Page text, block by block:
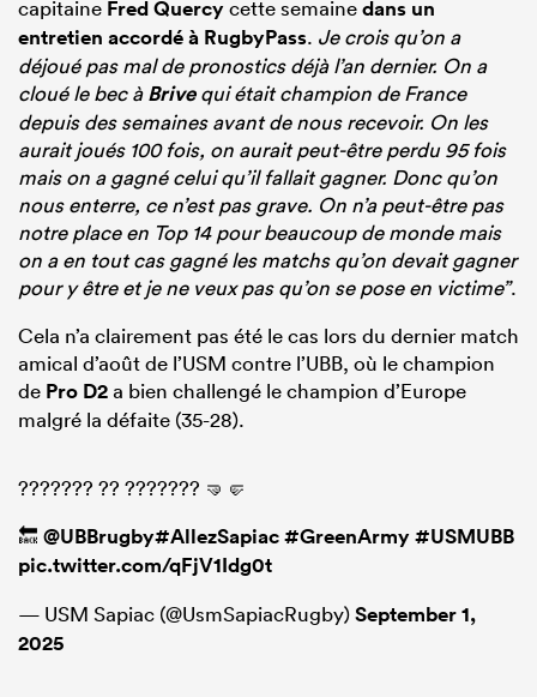
capitaine Fred Quercycette semainedans un
entretien accordé à RugbyPass. Je crois qu’on a
déjoué pas mal de pronostics déjà l’an dernier. On a
cloué le bec àBrivequi était champion de France
depuis des semaines avant de nous recevoir. On les
aurait joués 100 fois, on aurait peut-être perdu 95 fois
mais on a gagné celui qu’il fallait gagner. Donc qu’on
nous enterre, ce n’est pas grave. On n’a peut-être pas
notre place en Top 14 pour beaucoup de monde mais
on a en tout cas gagné les matchs qu’on devait gagner
pour y être et je ne veux pas qu’on se pose en victime”.
Cela n’a clairement pas été le cas lors du dernier match
amical d’août de l’USM contre l’UBB, où le champion
de Pro D2a bien challengé le champion d’Europe
malgré la défaite (35-28).
??????? ?? ??????? 🤜🤛
🔙 @UBBrugby#AllezSapiac#GreenArmy#USMUBB
pic.twitter.com/qFjV1Idg0t
— USM Sapiac (@UsmSapiacRugby)September 1,
2025